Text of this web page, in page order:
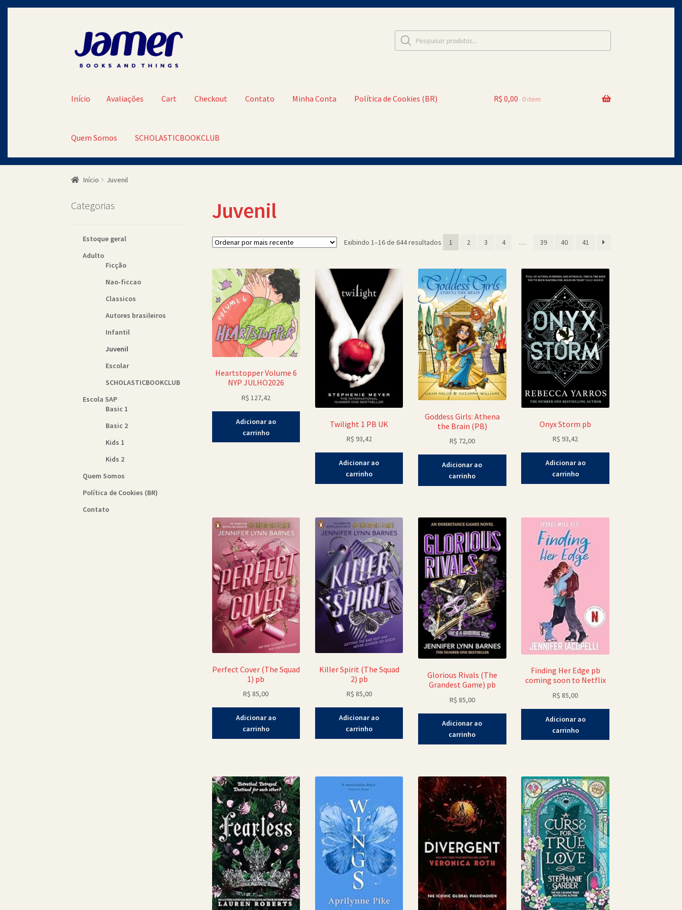
Pular
para
navegação
Pular
para
Pesquisar
produtos
Início Avaliações Cart Checkout Contato Minha Conta Política de Cookies (BR)
Quem Somos SCHOLASTICBOOKCLUB
R$ 0,00 0 item
Início Juvenil
Juvenil
Exibindo 1–16 de 644 resultadosClassificado
por
recente
1 2 3 4 … 39 40 41
Heartstopper Volume 6
NYP JULHO2026
R$ 127,42
Adicionar ao
carrinho
Twilight 1 PB UK
R$ 93,42
Adicionar ao
carrinho
Goddess Girls: Athena
the Brain (PB)
R$ 72,00
Adicionar ao
carrinho
Onyx Storm pb
R$ 93,42
Adicionar ao
carrinho
Perfect Cover (The Squad
1) pb
R$ 85,00
Adicionar ao
carrinho
Killer Spirit (The Squad
2) pb
R$ 85,00
Adicionar ao
carrinho
Glorious Rivals (The
Grandest Game) pb
R$ 85,00
Adicionar ao
carrinho
Finding Her Edge pb
coming soon to Netflix
R$ 85,00
Adicionar ao
carrinho
Categorias
Estoque geral
Adulto
Ficção
Nao-ficcao
Classicos
Autores brasileiros
Infantil
Juvenil
Escolar
SCHOLASTICBOOKCLUB
Escola SAP
Basic 1
Basic 2
Kids 1
Kids 2
Quem Somos
Política de Cookies (BR)
Contato